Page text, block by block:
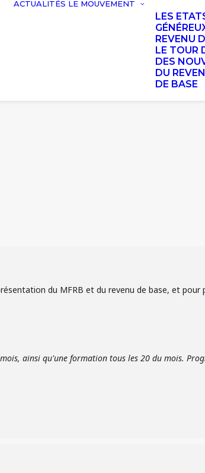
ACTUALITÉS LE MOUVEMENT
LES
REVENU
LE TOUR
DES
DU
DE BASE
du MFRB et du revenu de base, et
ainsi qu'une formation tous les 20 du mois.